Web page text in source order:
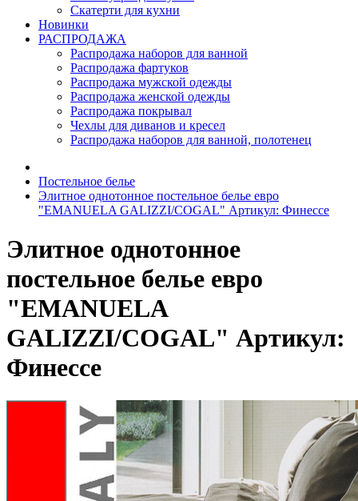
Скатерти для кухни
Новинки
РАСПРОДАЖА
Распродажа наборов для ванной
Распродажа фартуков
Распродажа мужской одежды
Распродажа женской одежды
Распродажа покрывал
Чехлы для диванов и кресел
Распродажа наборов для ванной, полотенец
Постельное белье
Элитное однотонное постельное белье евро
"EMANUELA GALIZZI/COGAL" Артикул: Финессе
Элитное однотонное
постельное белье евро
"EMANUELA
GALIZZI/COGAL" Артикул:
Финессе